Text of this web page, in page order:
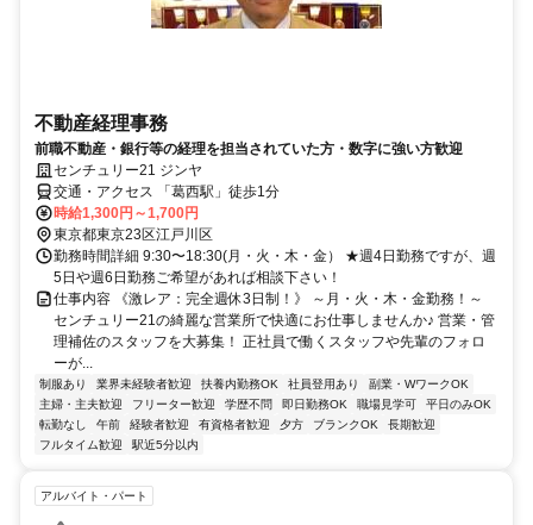
不動産経理事務
前職不動産・銀行等の経理を担当されていた方・数字に強い方歓迎
センチュリー21 ジンヤ
交通・アクセス 「葛西駅」徒歩1分
時給1,300円～1,700円
東京都東京23区江戸川区
勤務時間詳細 9:30〜18:30(月・火・木・金） ★週4日勤務ですが、週
5日や週6日勤務ご希望があれば相談下さい！
仕事内容 《激レア：完全週休3日制！》 ～月・火・木・金勤務！～
センチュリー21の綺麗な営業所で快適にお仕事しませんか♪ 営業・管
理補佐のスタッフを大募集！ 正社員で働くスタッフや先輩のフォロ
ーが...
制服あり 業界未経験者歓迎 扶養内勤務OK 社員登用あり
副業・WワークOK
主婦・主夫歓迎
フリーター歓迎 学歴不問 即日勤務OK 職場見学可
平日のみOK
転勤なし
午前 経験者歓迎 有資格者歓迎 夕方 ブランクOK
長期歓迎
フルタイム歓迎
駅近5分以内
アルバイト・パート